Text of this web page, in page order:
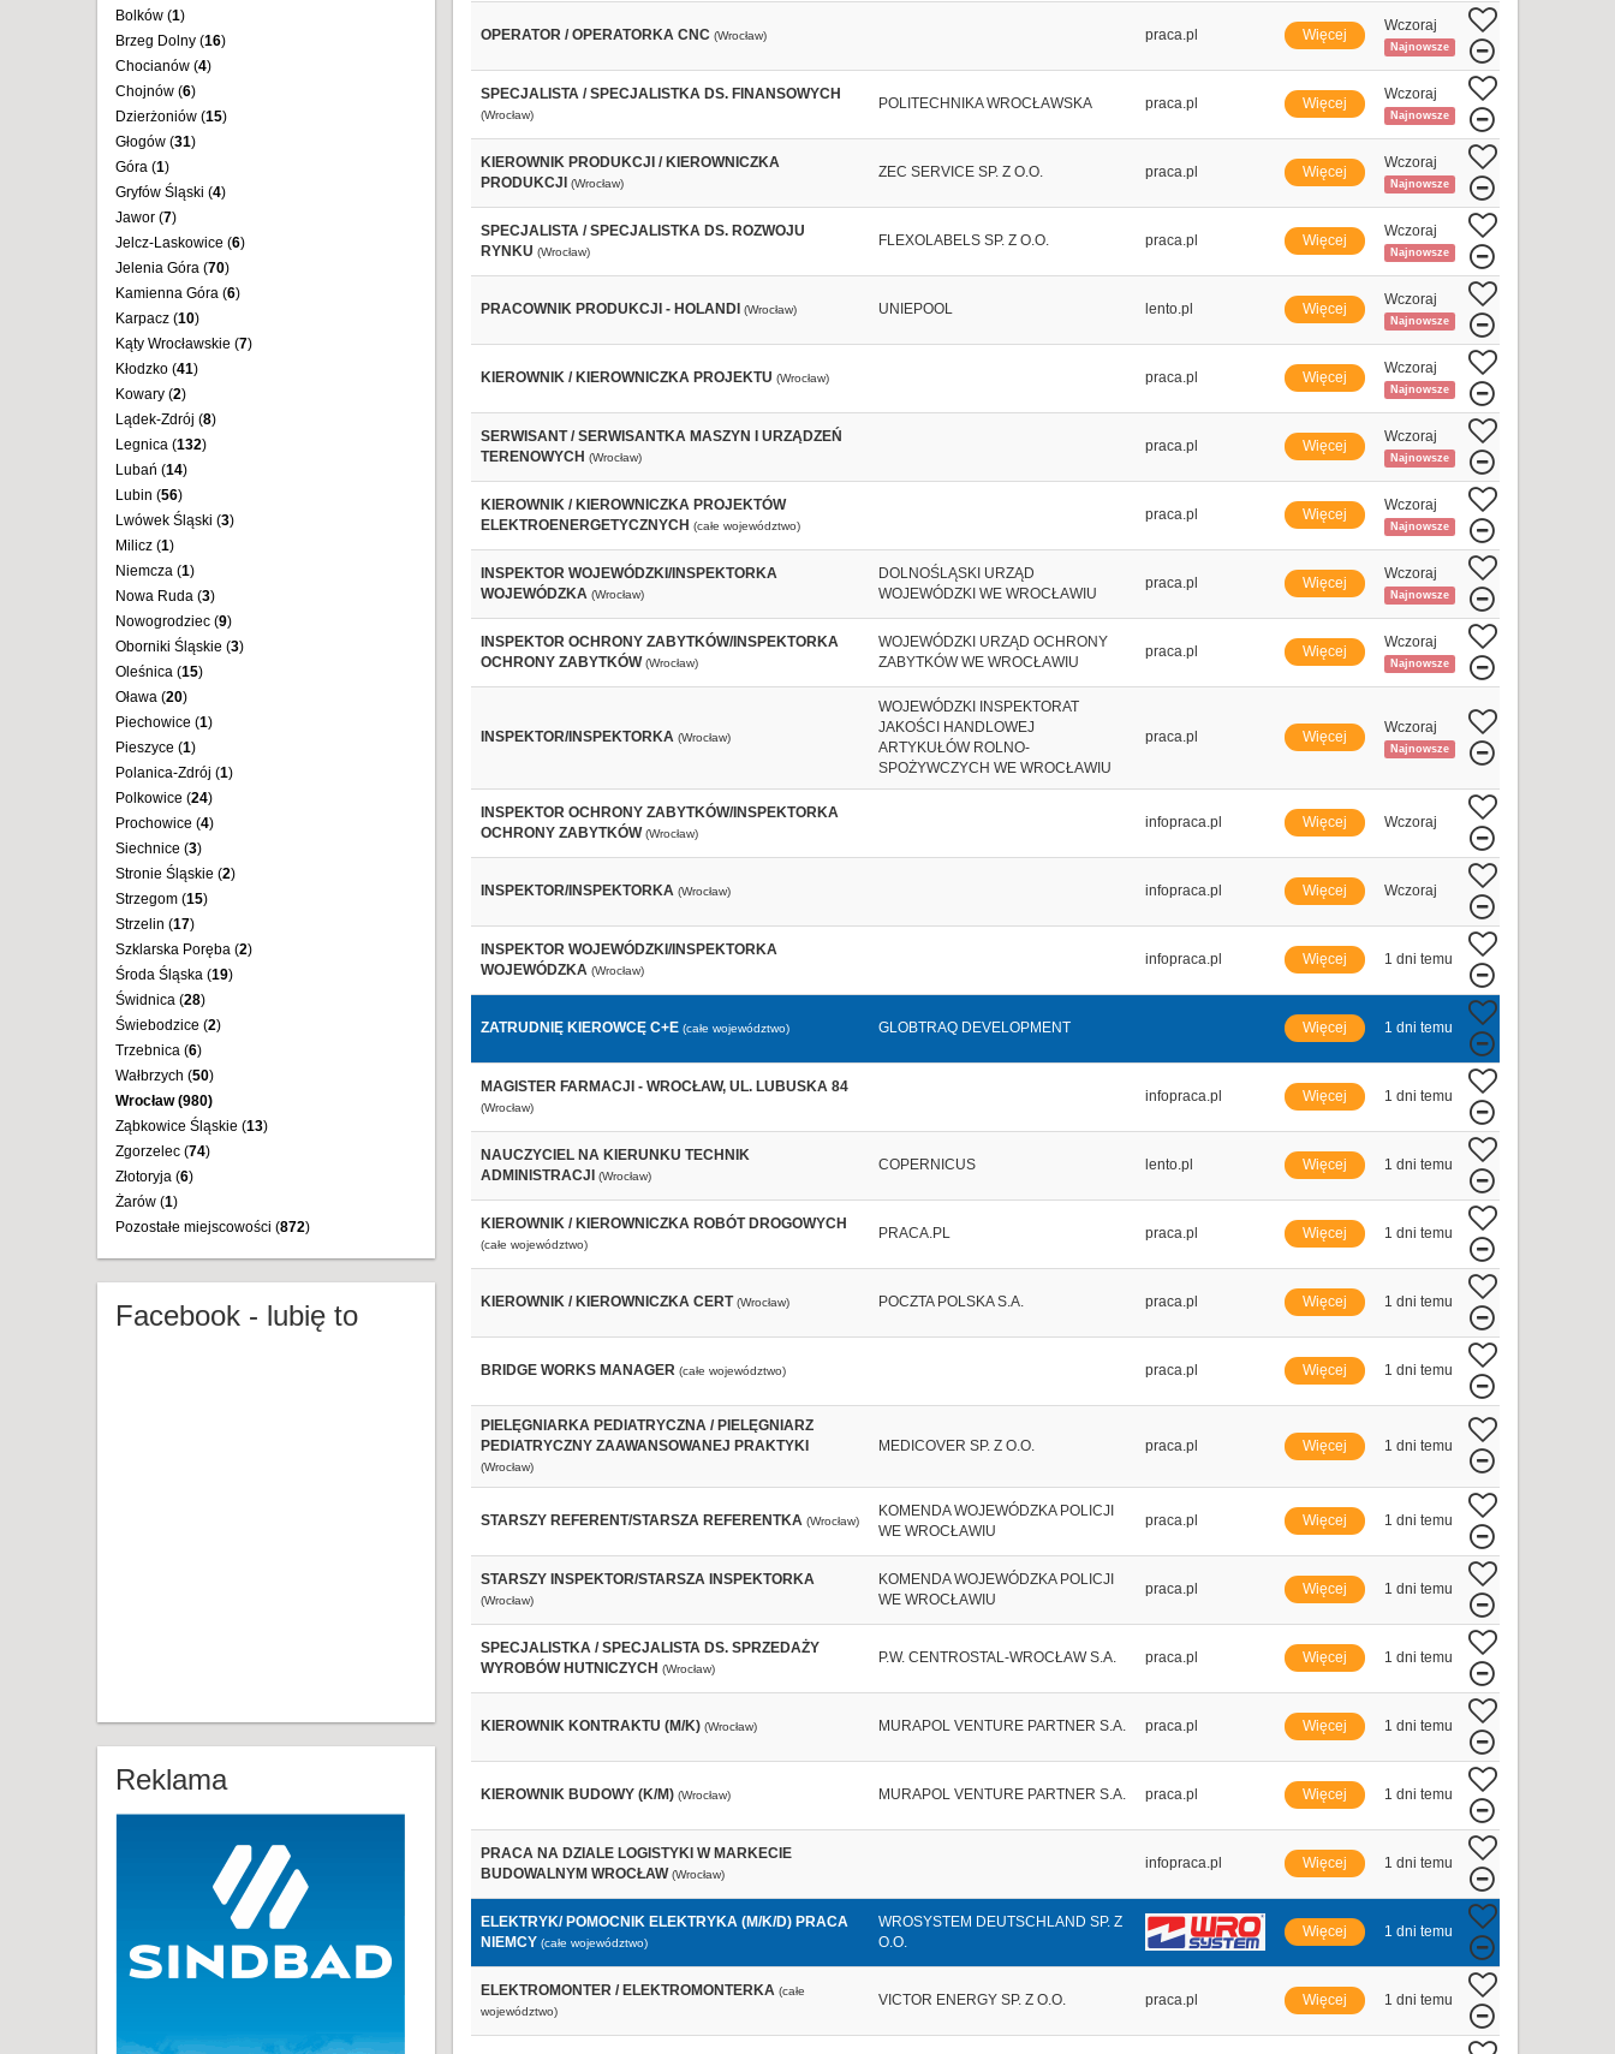
Bolków (1)
Brzeg Dolny (16)
Chocianów (4)
Chojnów (6)
Dzierżoniów (15)
Głogów (31)
Góra (1)
Gryfów Śląski (4)
Jawor (7)
Jelcz-Laskowice (6)
Jelenia Góra (70)
Kamienna Góra (6)
Karpacz (10)
Kąty Wrocławskie (7)
Kłodzko (41)
Kowary (2)
Lądek-Zdrój (8)
Legnica (132)
Lubań (14)
Lubin (56)
Lwówek Śląski (3)
Milicz (1)
Niemcza (1)
Nowa Ruda (3)
Nowogrodziec (9)
Oborniki Śląskie (3)
Oleśnica (15)
Oława (20)
Piechowice (1)
Pieszyce (1)
Polanica-Zdrój (1)
Polkowice (24)
Prochowice (4)
Siechnice (3)
Stronie Śląskie (2)
Strzegom (15)
Strzelin (17)
Szklarska Poręba (2)
Środa Śląska (19)
Świdnica (28)
Świebodzice (2)
Trzebnica (6)
Wałbrzych (50)
Wrocław (980)
Ząbkowice Śląskie (13)
Zgorzelec (74)
Złotoryja (6)
Żarów (1)
Pozostałe miejscowości (872)
Facebook - lubię to
Reklama
OPERATOR / OPERATORKA CNC (Wrocław) praca.pl Więcej
Wczoraj
Najnowsze
SPECJALISTA / SPECJALISTKA DS. FINANSOWYCH
(Wrocław)
POLITECHNIKA WROCŁAWSKA praca.pl Więcej
Wczoraj
Najnowsze
KIEROWNIK PRODUKCJI / KIEROWNICZKA
PRODUKCJI
(Wrocław)
ZEC SERVICE SP. Z O.O. praca.pl Więcej
Wczoraj
Najnowsze
SPECJALISTA / SPECJALISTKA DS. ROZWOJU
RYNKU (Wrocław)
FLEXOLABELS SP. Z O.O. praca.pl Więcej
Wczoraj
Najnowsze
PRACOWNIK PRODUKCJI - HOLANDI (Wrocław) UNIEPOOL lento.pl Więcej
Wczoraj
Najnowsze
KIEROWNIK / KIEROWNICZKA PROJEKTU (Wrocław) praca.pl Więcej
Wczoraj
Najnowsze
SERWISANT / SERWISANTKA MASZYN I URZĄDZEŃ
TERENOWYCH (Wrocław)
praca.pl Więcej
Wczoraj
Najnowsze
KIEROWNIK / KIEROWNICZKA PROJEKTÓW
ELEKTROENERGETYCZNYCH (całe województwo)
praca.pl Więcej
Wczoraj
Najnowsze
INSPEKTOR WOJEWÓDZKI/INSPEKTORKA
WOJEWÓDZKA (Wrocław)
DOLNOŚLĄSKI URZĄD
WOJEWÓDZKI WE WROCŁAWIU
praca.pl Więcej
Wczoraj
Najnowsze
INSPEKTOR OCHRONY ZABYTKÓW/INSPEKTORKA
OCHRONY ZABYTKÓW (Wrocław)
WOJEWÓDZKI URZĄD OCHRONY
ZABYTKÓW WE WROCŁAWIU
praca.pl Więcej
Wczoraj
Najnowsze
INSPEKTOR/INSPEKTORKA (Wrocław)
WOJEWÓDZKI INSPEKTORAT
JAKOŚCI HANDLOWEJ
ARTYKUŁÓW ROLNO-
SPOŻYWCZYCH WE WROCŁAWIU
praca.pl Więcej
Wczoraj
Najnowsze
INSPEKTOR OCHRONY ZABYTKÓW/INSPEKTORKA
OCHRONY ZABYTKÓW (Wrocław)
infopraca.pl Więcej Wczoraj
INSPEKTOR/INSPEKTORKA (Wrocław) infopraca.pl Więcej Wczoraj
INSPEKTOR WOJEWÓDZKI/INSPEKTORKA
WOJEWÓDZKA (Wrocław)
infopraca.pl Więcej 1 dni temu
ZATRUDNIĘ KIEROWCĘ C+E (całe województwo) GLOBTRAQ DEVELOPMENT Więcej 1 dni temu
MAGISTER FARMACJI - WROCŁAW, UL. LUBUSKA 84​
(Wrocław)
infopraca.pl Więcej 1 dni temu
NAUCZYCIEL NA KIERUNKU TECHNIK
ADMINISTRACJI
(Wrocław)
COPERNICUS lento.pl Więcej 1 dni temu
KIEROWNIK / KIEROWNICZKA ROBÓT DROGOWYCH
(całe województwo)
PRACA.PL praca.pl Więcej 1 dni temu
KIEROWNIK / KIEROWNICZKA CERT (Wrocław) POCZTA POLSKA S.A. praca.pl Więcej 1 dni temu
BRIDGE WORKS MANAGER (całe województwo) praca.pl Więcej 1 dni temu
PIELĘGNIARKA PEDIATRYCZNA / PIELĘGNIARZ
PEDIATRYCZNY ZAAWANSOWANEJ PRAKTYKI
(Wrocław)
MEDICOVER SP. Z O.O. praca.pl Więcej 1 dni temu
STARSZY REFERENT/STARSZA REFERENTKA (Wrocław)
KOMENDA WOJEWÓDZKA POLICJI
WE WROCŁAWIU
praca.pl Więcej 1 dni temu
STARSZY INSPEKTOR/STARSZA INSPEKTORKA
(Wrocław)
KOMENDA WOJEWÓDZKA POLICJI
WE WROCŁAWIU
praca.pl Więcej 1 dni temu
SPECJALISTKA / SPECJALISTA DS. SPRZEDAŻY
WYROBÓW HUTNICZYCH (Wrocław)
P.W. CENTROSTAL-WROCŁAW S.A. praca.pl Więcej 1 dni temu
KIEROWNIK KONTRAKTU (M/K) (Wrocław) MURAPOL VENTURE PARTNER S.A. praca.pl Więcej 1 dni temu
KIEROWNIK BUDOWY (K/M) (Wrocław) MURAPOL VENTURE PARTNER S.A. praca.pl Więcej 1 dni temu
PRACA NA DZIALE LOGISTYKI W MARKECIE
BUDOWALNYM WROCŁAW (Wrocław)
infopraca.pl Więcej 1 dni temu
ELEKTRYK/ POMOCNIK ELEKTRYKA (M/K/D) PRACA
NIEMCY (całe województwo)
WROSYSTEM DEUTSCHLAND SP. Z
O.O.
Więcej 1 dni temu
ELEKTROMONTER / ELEKTROMONTERKA (całe
województwo)
VICTOR ENERGY SP. Z O.O. praca.pl Więcej 1 dni temu